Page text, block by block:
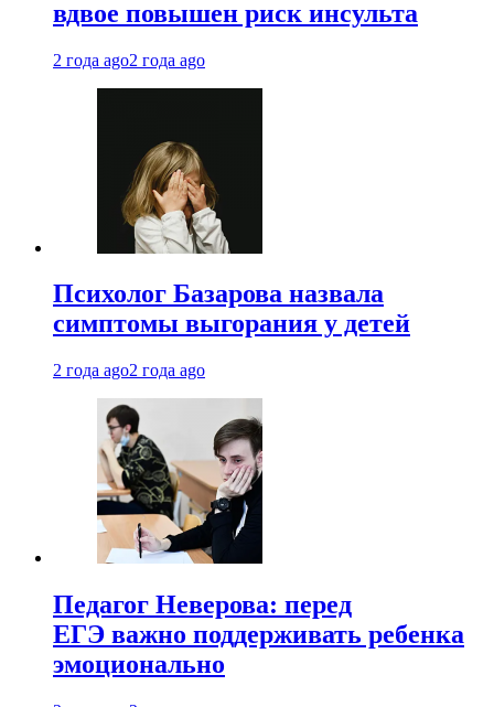
вдвое повышен риск инсульта
2 года ago2 года ago
Психолог Базарова назвала
симптомы выгорания у детей
2 года ago2 года ago
Педагог Неверова: перед
ЕГЭ важно поддерживать ребенка
эмоционально